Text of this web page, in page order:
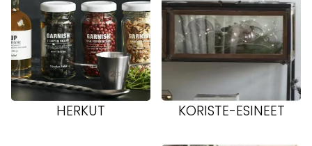
HERKUT KORISTE-ESINEET